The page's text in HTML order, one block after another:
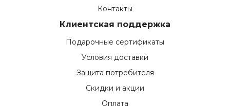
Контакты
Клиентская поддержка
Подарочные сертификаты
Условия доставки
Защита потребителя
Скидки и акции
Оплата